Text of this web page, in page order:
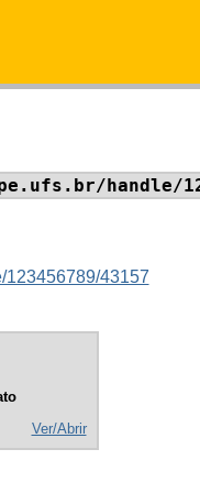
handle/
123456789/43157
Ver/Abrir